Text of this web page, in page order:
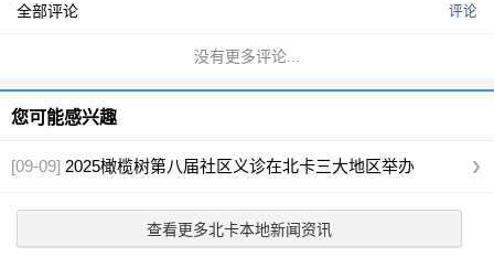
全部评论 评论
没有更多评论...
您可能感兴趣
[09-09] 2025橄榄树第八届社区义诊在北卡三大地区举办
查看更多北卡本地新闻资讯